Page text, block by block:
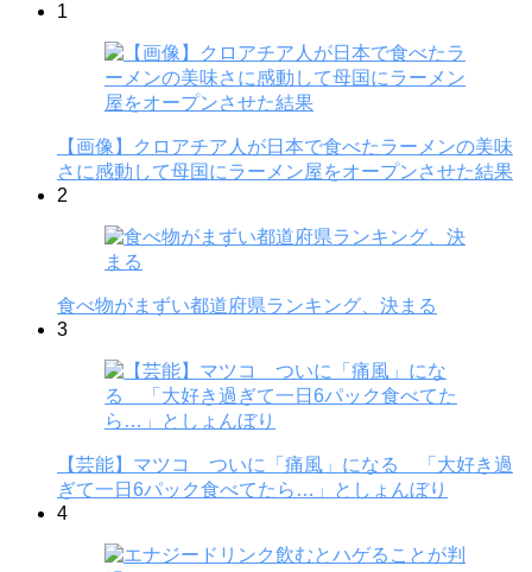
1
【画像】クロアチア人が日本で食べたラーメンの美味
さに感動して母国にラーメン屋をオープンさせた結果
2
食べ物がまずい都道府県ランキング、決まる
3
【芸能】マツコ ついに「痛風」になる 「大好き過
ぎて一日6パック食べてたら…」としょんぼり
4